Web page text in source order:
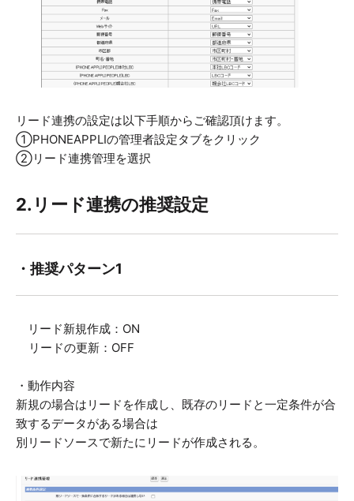
リード連携の設定は以下手順からご確認頂けます。
①PHONEAPPLIの管理者設定タブをクリック
②リード連携管理を選択
2.リード連携の推奨設定
・推奨パターン1
リード新規作成：ON
リードの更新：OFF
・動作内容
新規の場合はリードを作成し、既存のリードと一定条件が合
致するデータがある場合は
別リードソースで新たにリードが作成される。